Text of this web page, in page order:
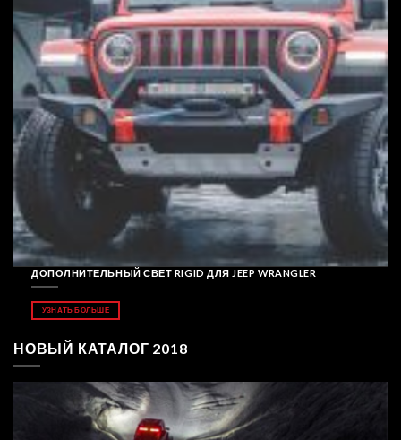
ДОПОЛНИТЕЛЬНЫЙ СВЕТ RIGID ДЛЯ JEEP WRANGLER
УЗНАТЬ БОЛЬШЕ
НОВЫЙ КАТАЛОГ 2018